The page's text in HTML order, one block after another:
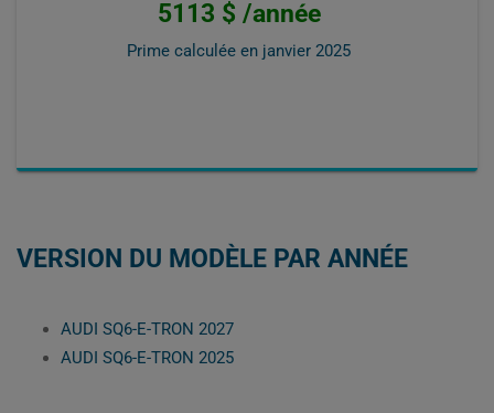
5113 $ /année
Prime calculée en janvier 2025
VERSION DU MODÈLE PAR ANNÉE
AUDI SQ6-E-TRON 2027
AUDI SQ6-E-TRON 2025